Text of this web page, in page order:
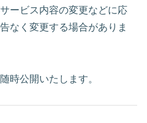
ービス内容の変更などに応
なく変更する場合がありま
時公開いたします。